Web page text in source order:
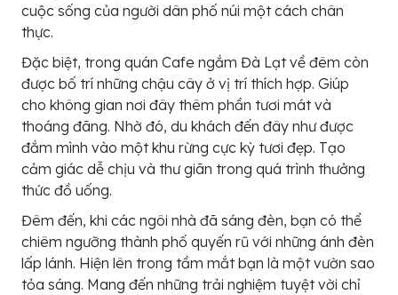
cuộc sống của người dân phố núi một cách chân
thực.
Đặc biệt, trong quán Cafe ngắm Đà Lạt về đêm còn
được bố trí những chậu cây ở vị trí thích hợp. Giúp
cho không gian nơi đây thêm phần tươi mát và
thoáng đãng. Nhờ đó, du khách đến đây như được
đắm mình vào một khu rừng cực kỳ tươi đẹp. Tạo
cảm giác dễ chịu và thư giãn trong quá trình thưởng
thức đồ uống.
Đêm đến, khi các ngôi nhà đã sáng đèn, bạn có thể
chiêm ngưỡng thành phố quyến rũ với những ánh đèn
lấp lánh. Hiện lên trong tầm mắt bạn là một vườn sao
tỏa sáng. Mang đến những trải nghiệm tuyệt vời chỉ